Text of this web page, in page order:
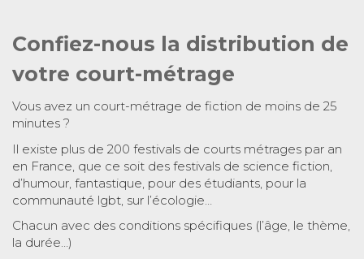
Confiez-nous la distribution de
votre court-métrage
Vous avez un court-métrage de fiction de moins de 25
minutes ?
Il existe plus de 200 festivals de courts métrages par an
en France, que ce soit des festivals de science fiction,
d’humour, fantastique, pour des étudiants, pour la
communauté lgbt, sur l’écologie…
Chacun avec des conditions spécifiques (l’âge, le thème,
la durée…)